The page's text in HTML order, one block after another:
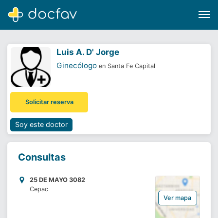
Software para clínicas
¿Eres un doctor?
Luis A. D' Jorge
Ginecólogo en Santa Fe Capital
Solicitar reserva
Soy este doctor
Consultas
25 DE MAYO 3082
Cepac
Ver mapa